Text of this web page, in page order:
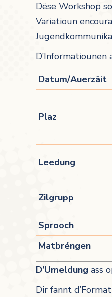
Dëse Workshop
Variatioun
Datum/Auerzäit
Plaz
Leedung
Zilgrupp
Sprooch
Matbréngen
D’Umeldung ass
Dir fannt